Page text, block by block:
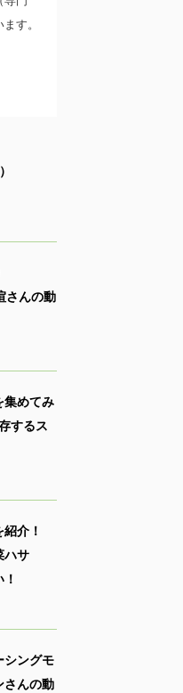
す。
んの動
集めてみ
するス
紹介！
ハサ
ングモ
さんの動